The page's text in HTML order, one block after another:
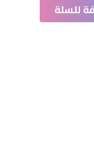
للسلة